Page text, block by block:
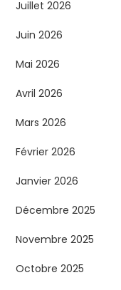
Juillet 2026
Juin 2026
Mai 2026
Avril 2026
Mars 2026
Février 2026
Janvier 2026
Décembre 2025
Novembre 2025
Octobre 2025